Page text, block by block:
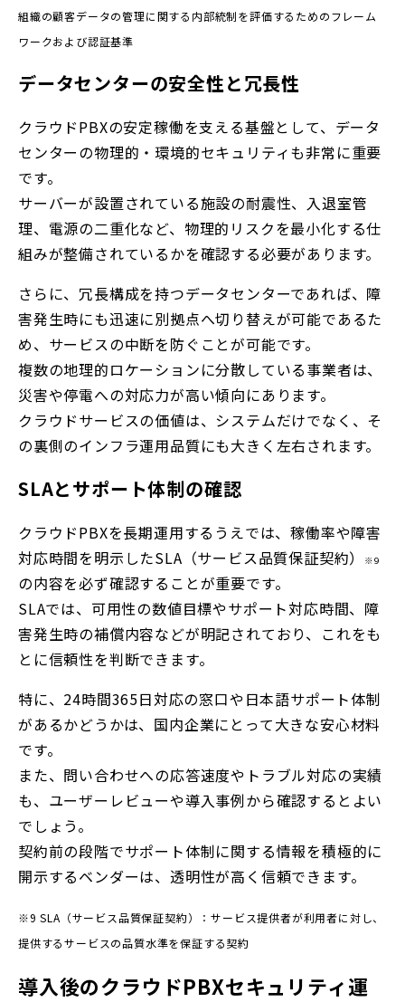
組織の顧客データの管理に関する内部統制を評価するためのフレーム
ワークおよび認証基準
データセンターの安全性と冗長性
クラウドPBXの安定稼働を支える基盤として、データ
センターの物理的・環境的セキュリティも非常に重要
です。
サーバーが設置されている施設の耐震性、入退室管
理、電源の二重化など、物理的リスクを最小化する仕
組みが整備されているかを確認する必要があります。
さらに、冗長構成を持つデータセンターであれば、障
害発生時にも迅速に別拠点へ切り替えが可能であるた
め、サービスの中断を防ぐことが可能です。
複数の地理的ロケーションに分散している事業者は、
災害や停電への対応力が高い傾向にあります。
クラウドサービスの価値は、システムだけでなく、そ
の裏側のインフラ運用品質にも大きく左右されます。
SLAとサポート体制の確認
クラウドPBXを長期運用するうえでは、稼働率や障害
対応時間を明示したSLA（サービス品質保証契約）
※9
の内容を必ず確認することが重要です。
SLAでは、可用性の数値目標やサポート対応時間、障
害発生時の補償内容などが明記されており、これをも
とに信頼性を判断できます。
特に、24時間365日対応の窓口や日本語サポート体制
があるかどうかは、国内企業にとって大きな安心材料
です。
また、問い合わせへの応答速度やトラブル対応の実績
も、ユーザーレビューや導入事例から確認するとよい
でしょう。
契約前の段階でサポート体制に関する情報を積極的に
開示するベンダーは、透明性が高く信頼できます。
※9 SLA（サービス品質保証契約）：サービス提供者が利用者に対し、
提供するサービスの品質水準を保証する契約
導入後のクラウドPBXセキュリティ運